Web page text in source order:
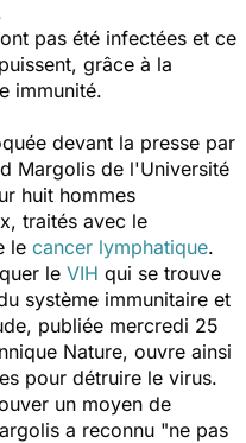
pas été infectées et ce
grâce à la
immunité.
devant la presse par
Margolis de l'Université
huit hommes
traités avec le
le cancer lymphatique.
le VIH qui se trouve
système immunitaire et
publiée mercredi 25
Nature, ouvre ainsi
pour détruire le virus.
un moyen de
a reconnu "ne pas